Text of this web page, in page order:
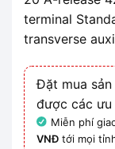
terminal
transverse
Đặt mua
được các ưu
Miễn phí
VNĐ tới mọi